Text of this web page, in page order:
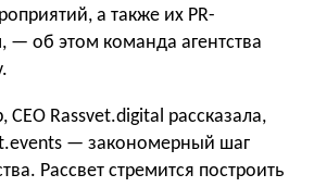
а также их PR-
об этом команда агентства
Rassvet.digital рассказала,
— закономерный шаг
Рассвет стремится построить